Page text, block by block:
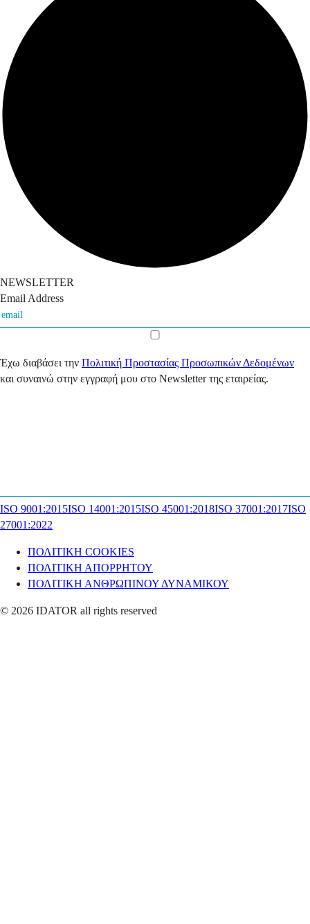
NEWSLETTER
Email Address
Έχω διαβάσει την Πολιτική Προστασίας Προσωπικών Δεδομένων
και συναινώ στην εγγραφή μου στο Newsletter της εταιρείας.
ISO 9001:2015ISO 14001:2015ISO 45001:2018ISO 37001:2017ISO
27001:2022
ΠΟΛΙΤΙΚΗ COOKIES
ΠΟΛΙΤΙΚΗ ΑΠΟΡΡΗΤΟΥ
ΠΟΛΙΤΙΚΗ ΑΝΘΡΩΠΙΝΟΥ ΔΥΝΑΜΙΚΟΥ
© 2026 IDATOR all rights reserved